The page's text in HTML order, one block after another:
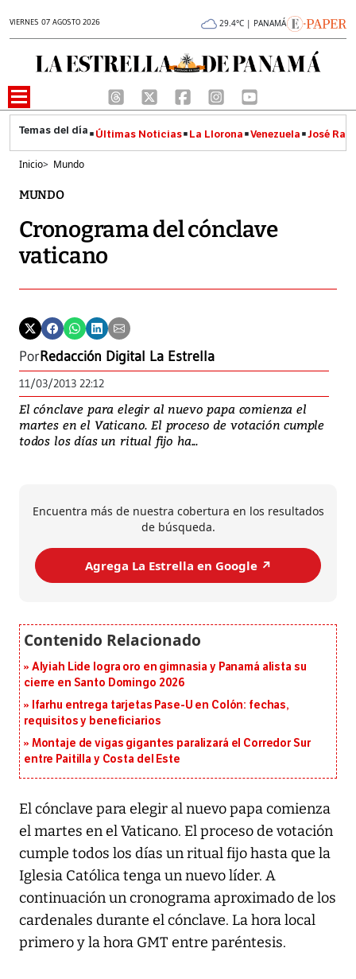
VIERNES 07 AGOSTO 2026 29.4°C | PANAMÁ
Últimas Noticias La Llorona Venezuela José
Inicio> Mundo
MUNDO
Cronograma del cónclave
vaticano
PorRedacción Digital La Estrella
11/03/2013 22:12
El cónclave para elegir al nuevo papa comienza el
martes en el Vaticano. El proceso de votación cumple
todos los días un ritual fijo ha...
Encuentra más de nuestra cobertura en los resultados
de búsqueda.
Agrega La Estrella en Google ↗️
Alyiah Lide logra oro en gimnasia y Panamá alista su
cierre en Santo Domingo 2026
Ifarhu entrega tarjetas Pase-U en Colón: fechas,
requisitos y beneficiarios
Montaje de vigas gigantes paralizará el Corredor Sur
entre Paitilla y Costa del Este
El cónclave para elegir al nuevo papa comienza
el martes en el Vaticano. El proceso de votación
cumple todos los días un ritual fijo hasta que la
Iglesia Católica tenga un nuevo líder. A
continuación un cronograma aproximado de los
cardenales durante el cónclave. La hora local
primero y la hora GMT entre paréntesis.